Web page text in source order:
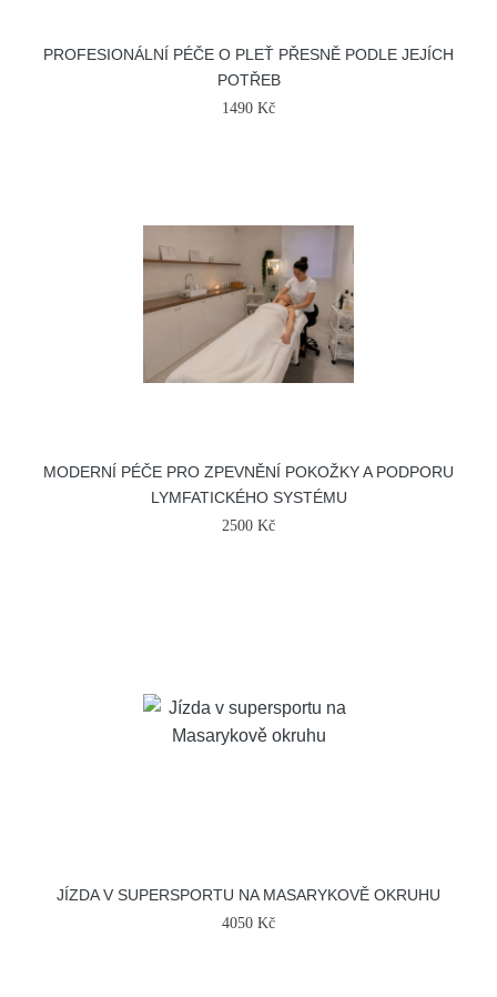
PROFESIONÁLNÍ PÉČE O PLEŤ PŘESNĚ PODLE JEJÍCH
POTŘEB
1490 Kč
MODERNÍ PÉČE PRO ZPEVNĚNÍ POKOŽKY A PODPORU
LYMFATICKÉHO SYSTÉMU
2500 Kč
JÍZDA V SUPERSPORTU NA MASARYKOVĚ OKRUHU
4050 Kč